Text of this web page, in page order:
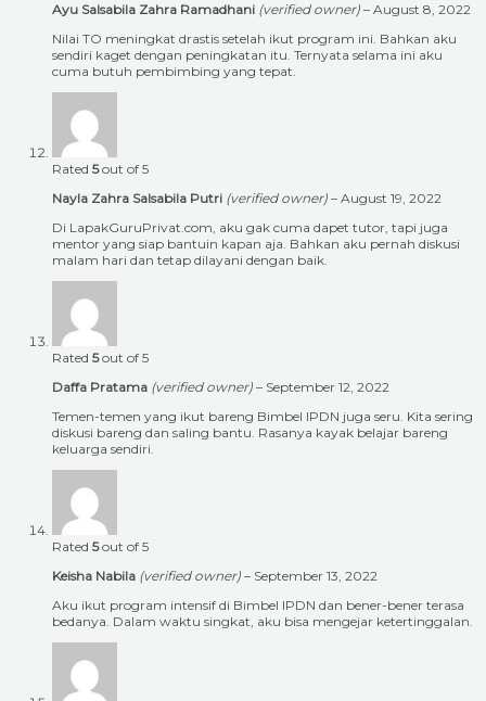
Ayu Salsabila Zahra Ramadhani (verified owner) – August 8, 2022
Nilai TO meningkat drastis setelah ikut program ini. Bahkan aku
sendiri kaget dengan peningkatan itu. Ternyata selama ini aku
cuma butuh pembimbing yang tepat.
Rated 5out of 5
Nayla Zahra Salsabila Putri (verified owner) – August 19, 2022
Di LapakGuruPrivat.com, aku gak cuma dapet tutor, tapi juga
mentor yang siap bantuin kapan aja. Bahkan aku pernah diskusi
malam hari dan tetap dilayani dengan baik.
Rated 5out of 5
Daffa Pratama (verified owner) – September 12, 2022
Temen-temen yang ikut bareng Bimbel IPDN juga seru. Kita sering
diskusi bareng dan saling bantu. Rasanya kayak belajar bareng
keluarga sendiri.
Rated 5out of 5
Keisha Nabila (verified owner) – September 13, 2022
Aku ikut program intensif di Bimbel IPDN dan bener-bener terasa
bedanya. Dalam waktu singkat, aku bisa mengejar ketertinggalan.